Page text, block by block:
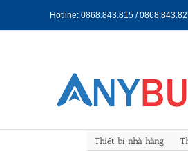
Hotline: 0868.843.815 /
Thiết bị nhà hàng